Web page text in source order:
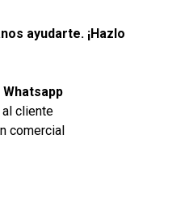
ayudarte. ¡Hazlo
cliente
comercial